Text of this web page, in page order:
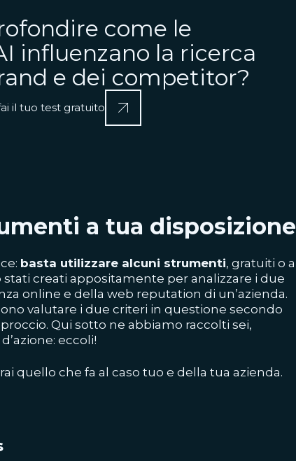
come le
influenzano la ricerca
e dei competitor?
il tuo test gratuito
a tua disposizione
basta utilizzare alcuni strumenti, gratuiti o a
creati appositamente per analizzare i due
online e della web reputation di un’azienda.
valutare i due criteri in questione secondo
Qui sotto ne abbiamo raccolti sei,
eccoli!
quello che fa al caso tuo e della tua azienda.